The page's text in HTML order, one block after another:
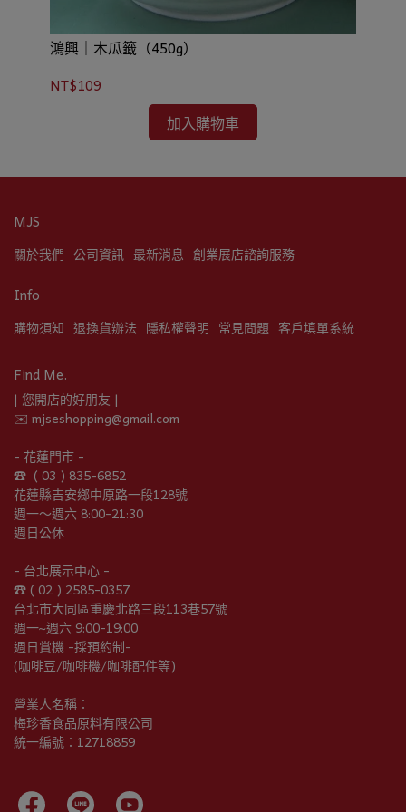
鴻興｜木瓜籤（450g）
NT$109
加入購物車
MJS
關於我們 公司資訊 最新消息 創業展店諮詢服務
Info
購物須知 退換貨辦法 隱私權聲明 常見問題 客戶填單系統
Find Me.
| 您開店的好朋友 |
✉️ mjseshopping@gmail.com
- 花蓮門市 -
☎︎  ( 03 ) 835-6852
花蓮縣吉安鄉中原路一段128號
週一～週六 8:00-21:30
週日公休
- 台北展示中心 -
☎︎ ( 02 ) 2585-0357
台北市大同區重慶北路三段113巷57號
週一~週六 9:00-19:00
週日賞機 -採預約制-
(咖啡豆/咖啡機/咖啡配件等)
營業人名稱：
梅珍香食品原料有限公司
統一編號：12718859